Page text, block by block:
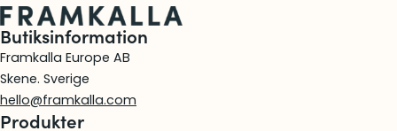
l
a
g
o
t
o
b
o
k
Butiksinformation
Framkalla Europe AB
Skene. Sverige
hello@framkalla.com
Produkter